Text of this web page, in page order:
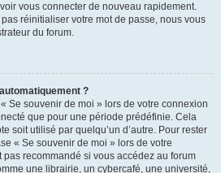
vous connecter de nouveau rapidement.
réinitialiser votre mot de passe, nous vous
du forum.
?
Se souvenir de moi » lors de votre connexion
que pour une période prédéfinie. Cela
soit utilisé par quelqu’un d’autre. Pour rester
« Se souvenir de moi » lors de votre
pas recommandé si vous accédez au forum
une librairie, un cybercafé, une université,